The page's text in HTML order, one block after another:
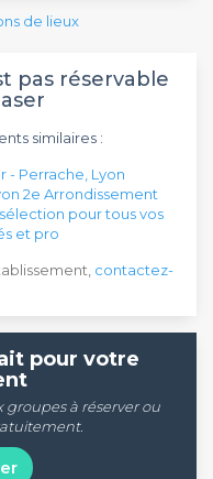
de lieux
pas réservable
similaires :
- Perrache, Lyon
2e Arrondissement
pour tous vos
et pro
contactez-
pour votre
groupes à réserver ou